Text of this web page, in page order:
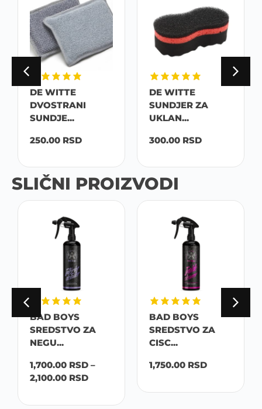
DE WITTE
DVOSTRANI
SUNDJE...
250.00 RSD
DE WITTE
SUNDJER ZA
UKLAN...
300.00 RSD
SLIČNI PROIZVODI
BAD BOYS
SREDSTVO ZA
NEGU...
1,700.00 RSD –
2,100.00 RSD
BAD BOYS
SREDSTVO ZA
CISC...
1,750.00 RSD